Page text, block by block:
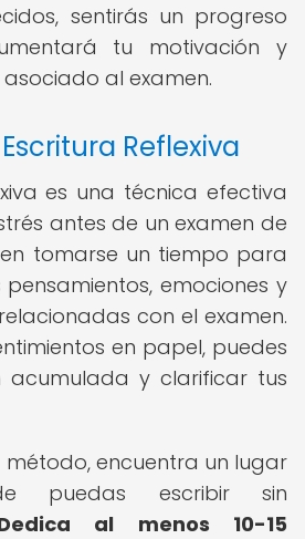
sentirás un progreso
tu motivación y
al examen.
Reflexiva
es una técnica efectiva
antes de un examen de
tomarse un tiempo para
emociones y
con el examen.
en papel, puedes
acumulada y clarificar tus
encuentra un lugar
puedas escribir sin
al menos 10-15